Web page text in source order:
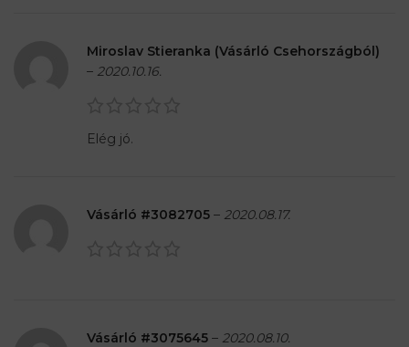
Miroslav Stieranka (Vásárló Csehországból)
– 2020.10.16.
Elég jó.
Vásárló #3082705 – 2020.08.17.
Vásárló #3075645 – 2020.08.10.